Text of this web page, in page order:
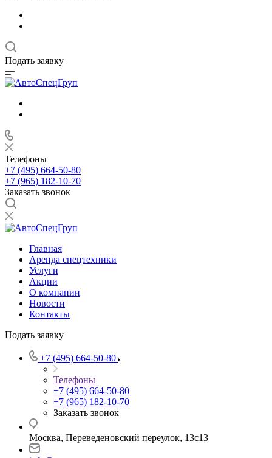
Подать заявку
Телефоны
+7 (495) 664-50-80
+7 (965) 182-10-70
Заказать звонок
Главная
Аренда спецтехники
Услуги
Акции
О компании
Новости
Контакты
Подать заявку
+7 (495) 664-50-80
Телефоны
+7 (495) 664-50-80
+7 (965) 182-10-70
Заказать звонок
Москва, Переведеновский переулок, 13с13